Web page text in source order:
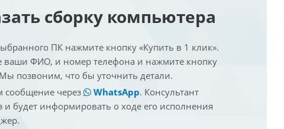
сборку компьютера
ПК нажмите кнопку «Купить в 1 клик».
ваши ФИО, и номер телефона и нажмите кнопку
позвоним, что бы уточнить детали.
через
WhatsApp. Консультант
и будет информировать о ходе его исполнения